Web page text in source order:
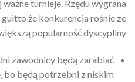
turnieje. Rzędu wygrana
że konkurencja rośnie ze
popularność dyscypliny.
zawodnicy będą zarabiać
bo będą potrzebni z niskim